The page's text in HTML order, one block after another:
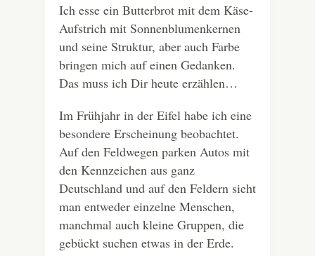
Ich esse ein Butterbrot mit dem Käse-
Aufstrich mit Sonnenblumenkernen
und seine Struktur, aber auch Farbe
bringen mich auf einen Gedanken.
Das muss ich Dir heute erzählen…
Im Frühjahr in der Eifel habe ich eine
besondere Erscheinung beobachtet.
Auf den Feldwegen parken Autos mit
den Kennzeichen aus ganz
Deutschland und auf den Feldern sieht
man entweder einzelne Menschen,
manchmal auch kleine Gruppen, die
gebückt suchen etwas in der Erde.